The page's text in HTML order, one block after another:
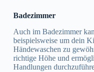
Badezimmer
Auch im Badezimmer
beispielsweise um dein
Händewaschen zu
richtige Höhe und
Handlungen